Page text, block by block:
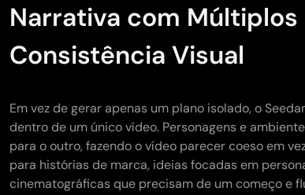
Narrativa com Múltiplos
Consistência Visual
Em vez de gerar apenas um plano isolado, o
dentro de um único vídeo. Personagens e
para o outro, fazendo o vídeo parecer coeso em
para histórias de marca, ideias focadas em
cinematográficas que precisam de um começo e